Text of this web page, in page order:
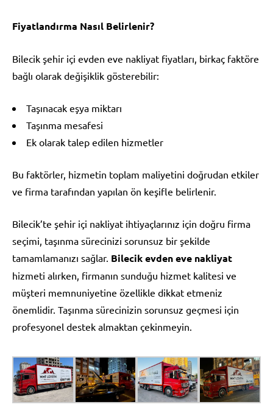
Fiyatlandırma Nasıl Belirlenir?
Bilecik şehir içi evden eve nakliyat fiyatları, birkaç faktöre
bağlı olarak değişiklik gösterebilir:
Taşınacak eşya miktarı
Taşınma mesafesi
Ek olarak talep edilen hizmetler
Bu faktörler, hizmetin toplam maliyetini doğrudan etkiler
ve firma tarafından yapılan ön keşifle belirlenir.
Bilecik’te şehir içi nakliyat ihtiyaçlarınız için doğru firma
seçimi, taşınma sürecinizi sorunsuz bir şekilde
tamamlamanızı sağlar. Bilecik evden eve nakliyat
hizmeti alırken, firmanın sunduğu hizmet kalitesi ve
müşteri memnuniyetine özellikle dikkat etmeniz
önemlidir. Taşınma sürecinizin sorunsuz geçmesi için
profesyonel destek almaktan çekinmeyin.